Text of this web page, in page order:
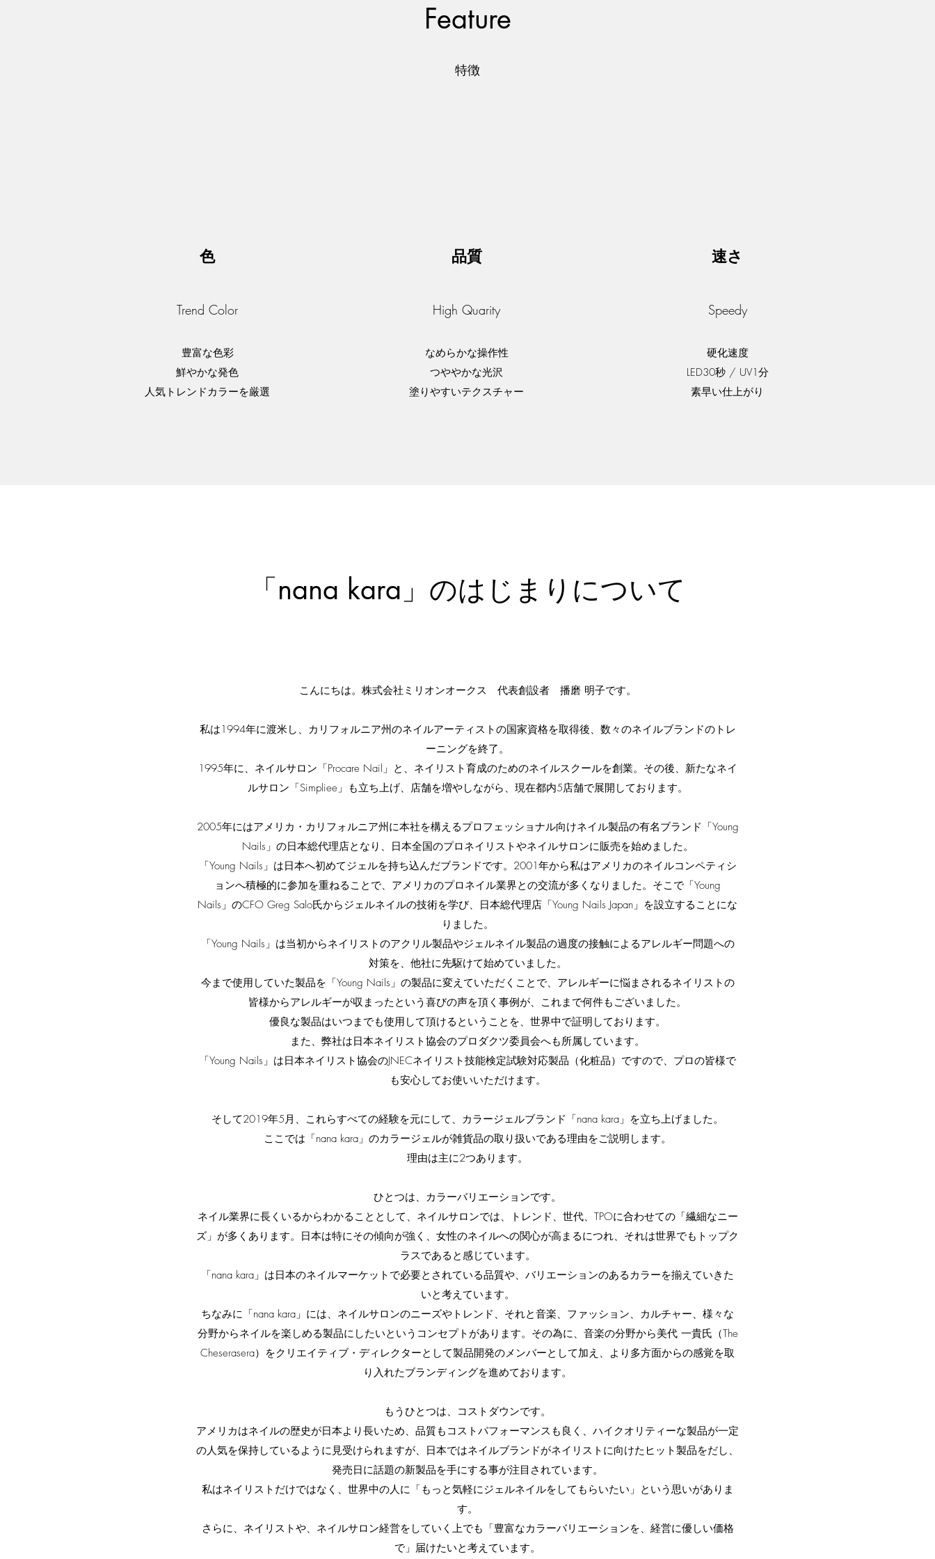
Feature
特徴
色
Trend Color
豊富な色彩
鮮やかな発色
​人気トレンドカラーを厳選
品質
High Quarity
なめらかな操作性
つややかな光沢
​塗りやすいテクスチャー
速さ
Speedy
硬化速度
LED30秒 / UV1分
​素早い仕上がり
「nana kara」のはじまりについて
こんにちは。株式会社ミリオンオークス 代表創設者 播磨 明子です。
私は1994年に渡米し、カリフォルニア州のネイルアーティストの国家資格を取得後、数々のネイルブランドのトレ
ーニングを終了。
1995年に、ネイルサロン「Procare Nail」と、ネイリスト育成のためのネイルスクールを創業。その後、新たなネイ
ルサロン「Simpliee」も立ち上げ、店舗を増やしながら、現在都内5店舗で展開しております。
2005年にはアメリカ・カリフォルニア州に本社を構えるプロフェッショナル向けネイル製品の有名ブランド「Young
Nails」の日本総代理店となり、日本全国のプロネイリストやネイルサロンに販売を始めました。
「Young Nails」は日本へ初めてジェルを持ち込んだブランドです。2001年から私はアメリカのネイルコンペティシ
ョンへ積極的に参加を重ねることで、アメリカのプロネイル業界との交流が多くなりました。そこで「Young
Nails」のCFO Greg Salo氏からジェルネイルの技術を学び、日本総代理店「Young Nails Japan」を設立することにな
りました。
「Young Nails」は当初からネイリストのアクリル製品やジェルネイル製品の過度の接触によるアレルギー問題への
対策を、他社に先駆けて始めていました。
今まで使用していた製品を「Young Nails」の製品に変えていただくことで、アレルギーに悩まされるネイリストの
皆様からアレルギーが収まったという喜びの声を頂く事例が、これまで何件もございました。
優良な製品はいつまでも使用して頂けるということを、世界中で証明しております。
また、弊社は日本ネイリスト協会のプロダクツ委員会へも所属しています。
「Young Nails」は日本ネイリスト協会のJNECネイリスト技能検定試験対応製品（化粧品）ですので、プロの皆様で
も安心してお使いいただけます。
そして2019年5月、これらすべての経験を元にして、カラージェルブランド「nana kara」を立ち上げました。
ここでは「nana kara」のカラージェルが雑貨品の取り扱いである理由をご説明します。
理由は主に2つあります。
ひとつは、カラーバリエーションです。
ネイル業界に長くいるからわかることとして、ネイルサロンでは、トレンド、世代、TPOに合わせての「繊細なニー
ズ」が多くあります。日本は特にその傾向が強く、女性のネイルへの関心が高まるにつれ、それは世界でもトップク
ラスであると感じています。
「nana kara」は日本のネイルマーケットで必要とされている品質や、バリエーションのあるカラーを揃えていきた
いと考えています。
ちなみに「nana kara」には、ネイルサロンのニーズやトレンド、それと音楽、ファッション、カルチャー、様々な
分野からネイルを楽しめる製品にしたいというコンセプトがあります。その為に、音楽の分野から美代 一貴氏（The
Cheserasera）をクリエイティブ・ディレクターとして製品開発のメンバーとして加え、より多方面からの感覚を取
り入れたブランディングを進めております。
もうひとつは、コストダウンです。
アメリカはネイルの歴史が日本より長いため、品質もコストパフォーマンスも良く、ハイクオリティーな製品が一定
の人気を保持しているように見受けられますが、日本ではネイルブランドがネイリストに向けたヒット製品をだし、
発売日に話題の新製品を手にする事が注目されています。
私はネイリストだけではなく、世界中の人に「もっと気軽にジェルネイルをしてもらいたい」という思いがありま
す。
さらに、ネイリストや、ネイルサロン経営をしていく上でも「豊富なカラーバリエーションを、経営に優しい価格
で」届けたいと考えています。